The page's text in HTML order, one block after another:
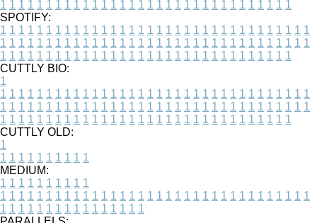
1 1 1 1 1 1 1 1 1 1 1 1 1 1 1 1 1 1 1 1 1 1 1 1 1 1 1 1 1 1 1 1
SPOTIFY:
1 1 1 1 1 1 1 1 1 1 1 1 1 1 1 1 1 1 1 1 1 1 1 1 1 1 1 1 1 1 1 1 1 1
1 1 1 1 1 1 1 1 1 1 1 1 1 1 1 1 1 1 1 1 1 1 1 1 1 1 1 1 1 1 1 1 1 1
1 1 1 1 1 1 1 1 1 1 1 1 1 1 1 1 1 1 1 1 1 1 1 1 1 1 1 1 1 1 1 1
CUTTLY BIO:
1
1 1 1 1 1 1 1 1 1 1 1 1 1 1 1 1 1 1 1 1 1 1 1 1 1 1 1 1 1 1 1 1 1 1
1 1 1 1 1 1 1 1 1 1 1 1 1 1 1 1 1 1 1 1 1 1 1 1 1 1 1 1 1 1 1 1 1 1
1 1 1 1 1 1 1 1 1 1 1 1 1 1 1 1 1 1 1 1 1 1 1 1 1 1 1 1 1 1 1 1
CUTTLY OLD:
1
1 1 1 1 1 1 1 1 1 1
MEDIUM:
1 1 1 1 1 1 1 1 1 1
1 1 1 1 1 1 1 1 1 1 1 1 1 1 1 1 1 1 1 1 1 1 1 1 1 1 1 1 1 1 1 1 1 1
1 1 1 1 1 1 1 1 1 1 1 1 1 1 1 1